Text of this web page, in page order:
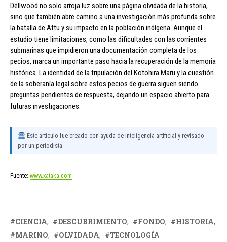
Dellwood no solo arroja luz sobre una página olvidada de la historia,
sino que también abre camino a una investigación más profunda sobre
la batalla de Attu y su impacto en la población indígena. Aunque el
estudio tiene limitaciones, como las dificultades con las corrientes
submarinas que impidieron una documentación completa de los
pecios, marca un importante paso hacia la recuperación de la memoria
histórica. La identidad de la tripulación del Kotohira Maru y la cuestión
de la soberanía legal sobre estos pecios de guerra siguen siendo
preguntas pendientes de respuesta, dejando un espacio abierto para
futuras investigaciones.
Este artículo fue creado con ayuda de inteligencia artificial y revisado
por un periodista.
Fuente: www.xataka.com
CIENCIA DESCUBRIMIENTO FONDO
HISTORIA
MARINO
OLVIDADA TECNOLOGÍA